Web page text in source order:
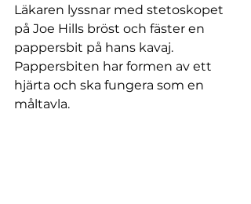
Läkaren lyssnar med stetoskopet
på Joe Hills bröst och fäster en
pappersbit på hans kavaj.
Pappersbiten har formen av ett
hjärta och ska fungera som en
måltavla.